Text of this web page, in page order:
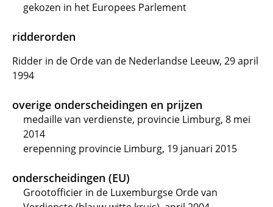
gekozen in het Europees Parlement
ridderorden
Ridder in de Orde van de Nederlandse Leeuw, 29 april
1994
overige onderscheidingen en prijzen
medaille van verdienste, provincie Limburg, 8 mei
2014
erepenning provincie Limburg, 19 januari 2015
onderscheidingen (EU)
Grootofficier in de Luxemburgse Orde van